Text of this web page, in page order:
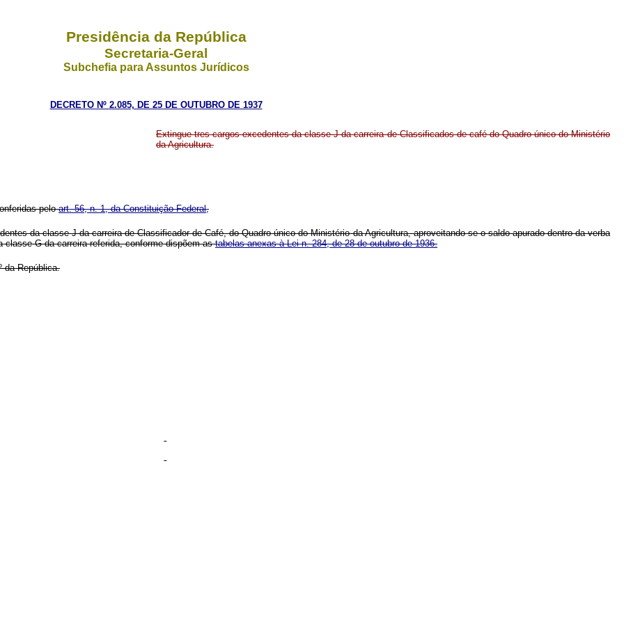
Presidência da República
Secretaria-Geral
Subchefia para Assuntos Jurídicos
DECRETO Nº 2.085, DE 25 DE OUTUBRO DE 1937
Extinguetrescargos excedentes da classe J da carreira de Classificados de café do Quadro único do Ministério
da Agricultura.
peloart. 56, n. 1, da Constituição Federal,
da classe J da carreira de Classificador de Café, do Quadro único do Ministério da Agricultura, aproveitando-se o saldo apurado dentro da verba
classe G da carreira referida, conforme dispõem astabelas anexas à Lei n. 284, de 28 de outubro de 1936.
da República.